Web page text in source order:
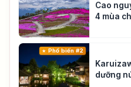
Cao
4 mùa
Phổ biến #2
dưỡng